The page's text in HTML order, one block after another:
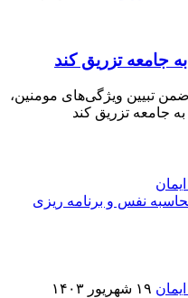
جامعه تزریق کند
تبیین ویژگی‌های مومنین،
جامعه تزریق کند
نفس و برنامه ریزی
۱۹ شهریور ۱۴۰۳